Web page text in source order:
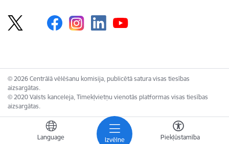
Izvēlne
Language Piekļūstamība
© 2026 Centrālā vēlēšanu komisija, publicētā satura visas tiesības
aizsargātas.
© 2020 Valsts kanceleja, Tīmekļvietņu vienotās platformas visas tiesības
aizsargātas.